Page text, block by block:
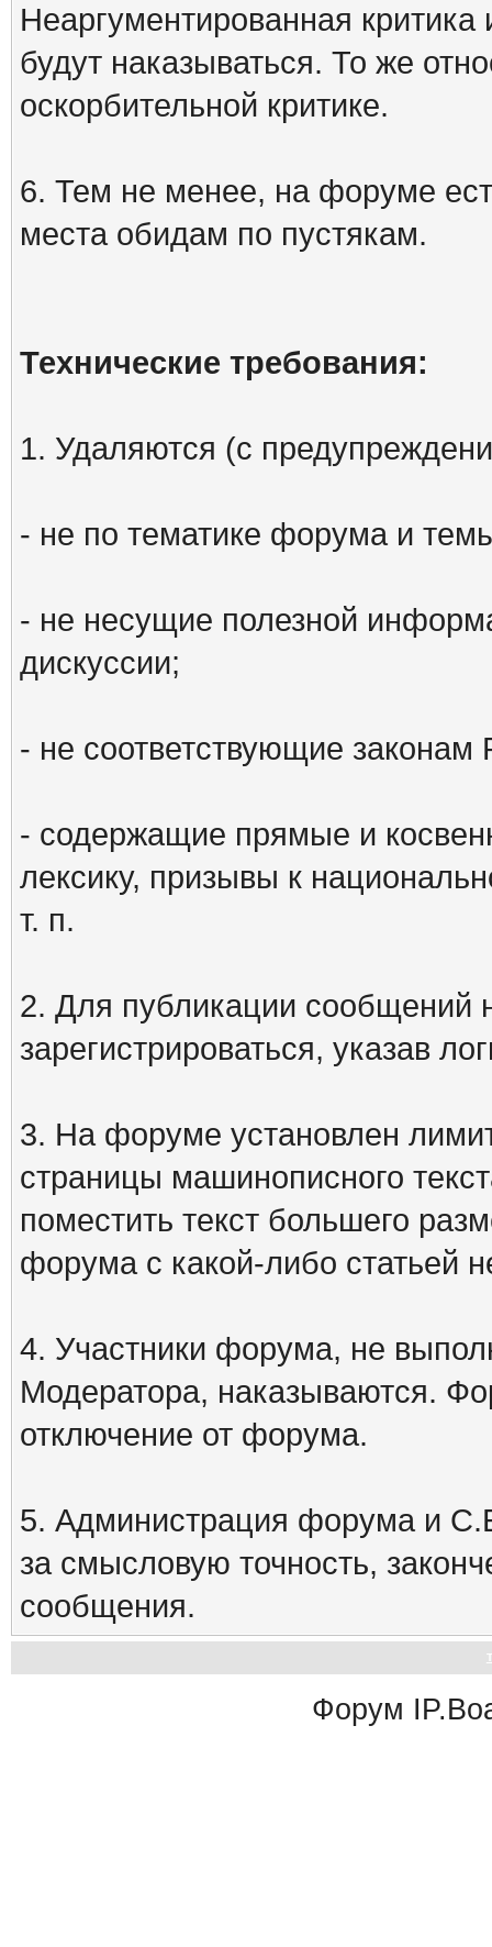
Неаргументированная
будут наказываться. То же
оскорбительной критике.
6. Тем не менее, на форуме
места обидам по пустякам.
Технические требования:
1. Удаляются (с
- не по тематике форума и
- не несущие полезной
дискуссии;
- не соответствующие законам
- содержащие прямые и
лексику, призывы к
т. п.
2. Для публикации сообщений
зарегистрироваться, указав
3. На форуме установлен
страницы машинописного
поместить текст большего
форума с какой-либо статьей
4. Участники форума, не
Модератора, наказываются.
отключение от форума.
5. Администрация форума и
за смысловую точность,
сообщения.
Форум